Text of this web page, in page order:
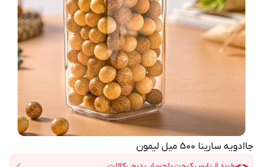
جاادویه سارینا 500 میل لیمون